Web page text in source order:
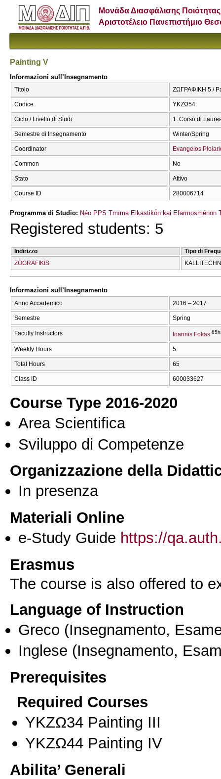
Μονάδα Διασφάλισης Ποιότητας
Αριστοτέλειο Πανεπιστήμιο
Painting V
Informazioni sull’Insegnamento
Titolo ΖΩΓΡΑΦΙΚΗ 5 /
Codice ΥΚΖΩ54
Ciclo / Livello di Studi 1. Corso di
Semestre di Insegnamento Winter/Spring
Coordinator Evangelos
Common No
Stato Attivo
Course ID 280006714
Programma di Studio: Néo PPS Tmīma Eikastikṓn kai Efarmosménōn
Registered students: 5
Indirizzo
Tipo di
ZŌGRAFIKĪS
Informazioni sull’Insegnamento
Anno Accademico 2016 – 2017
Semestre Spring
Faculty Instructors Ioannis Fokas
Weekly Hours 5
Total Hours 65
Class ID 600033627
Course Type 2016-2020
Area Scientifica
Sviluppo di Competenze
Organizzazione della
In presenza
Materiali Online
e-Study Guide https://
Erasmus
The course is also offered to
Language of Instruction
Greco (Insegnamento,
Inglese (Insegnamento,
Prerequisites
Required Courses
ΥΚΖΩ34 Painting III
ΥΚΖΩ44 Painting ΙV
Abilita’ Generali